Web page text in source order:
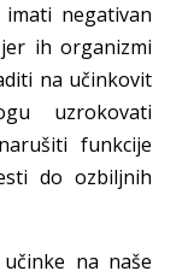
negativan
ih organizmi
na učinkovit
uzrokovati
funkcije
do ozbiljnih
na naše